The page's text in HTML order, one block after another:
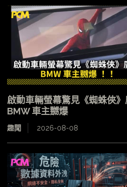
啟動車輛螢幕驚見《蜘蛛俠》
BMW 車主嬲爆
趣聞 2026-08-08